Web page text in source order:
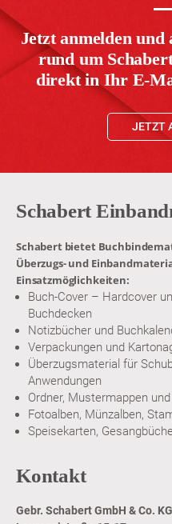
Jetzt anmelden
rund um
direkt in Ihr E-
JETZT
Schabert
Schabert bietet
Überzugs- und
Einsatzmöglichkeiten:
Buch-Cover – Hardcover
Buchdecken
Notizbücher und
Verpackungen und
Überzugsmaterial für
Anwendungen
Ordner, Mustermappen
Fotoalben, Münzalben,
Speisekarten,
Kontakt
Gebr. Schabert GmbH & Co. KG